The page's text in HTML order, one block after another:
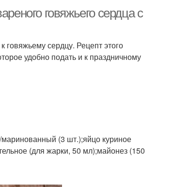
Салат со свиным
сердцем
Сердца с соленым
огурцом
говяжьего сердца с
сердцу. Рецепт этого
удобно подать и к праздничному
маринованный (3 шт.);яйцо куриное
(для жарки, 50 мл);майонез (150